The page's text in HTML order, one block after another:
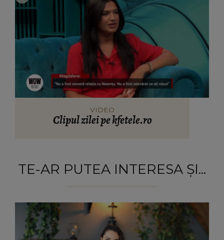
VIDEO
Clipul zilei pe kfetele.ro
TE-AR PUTEA INTERESA ȘI...